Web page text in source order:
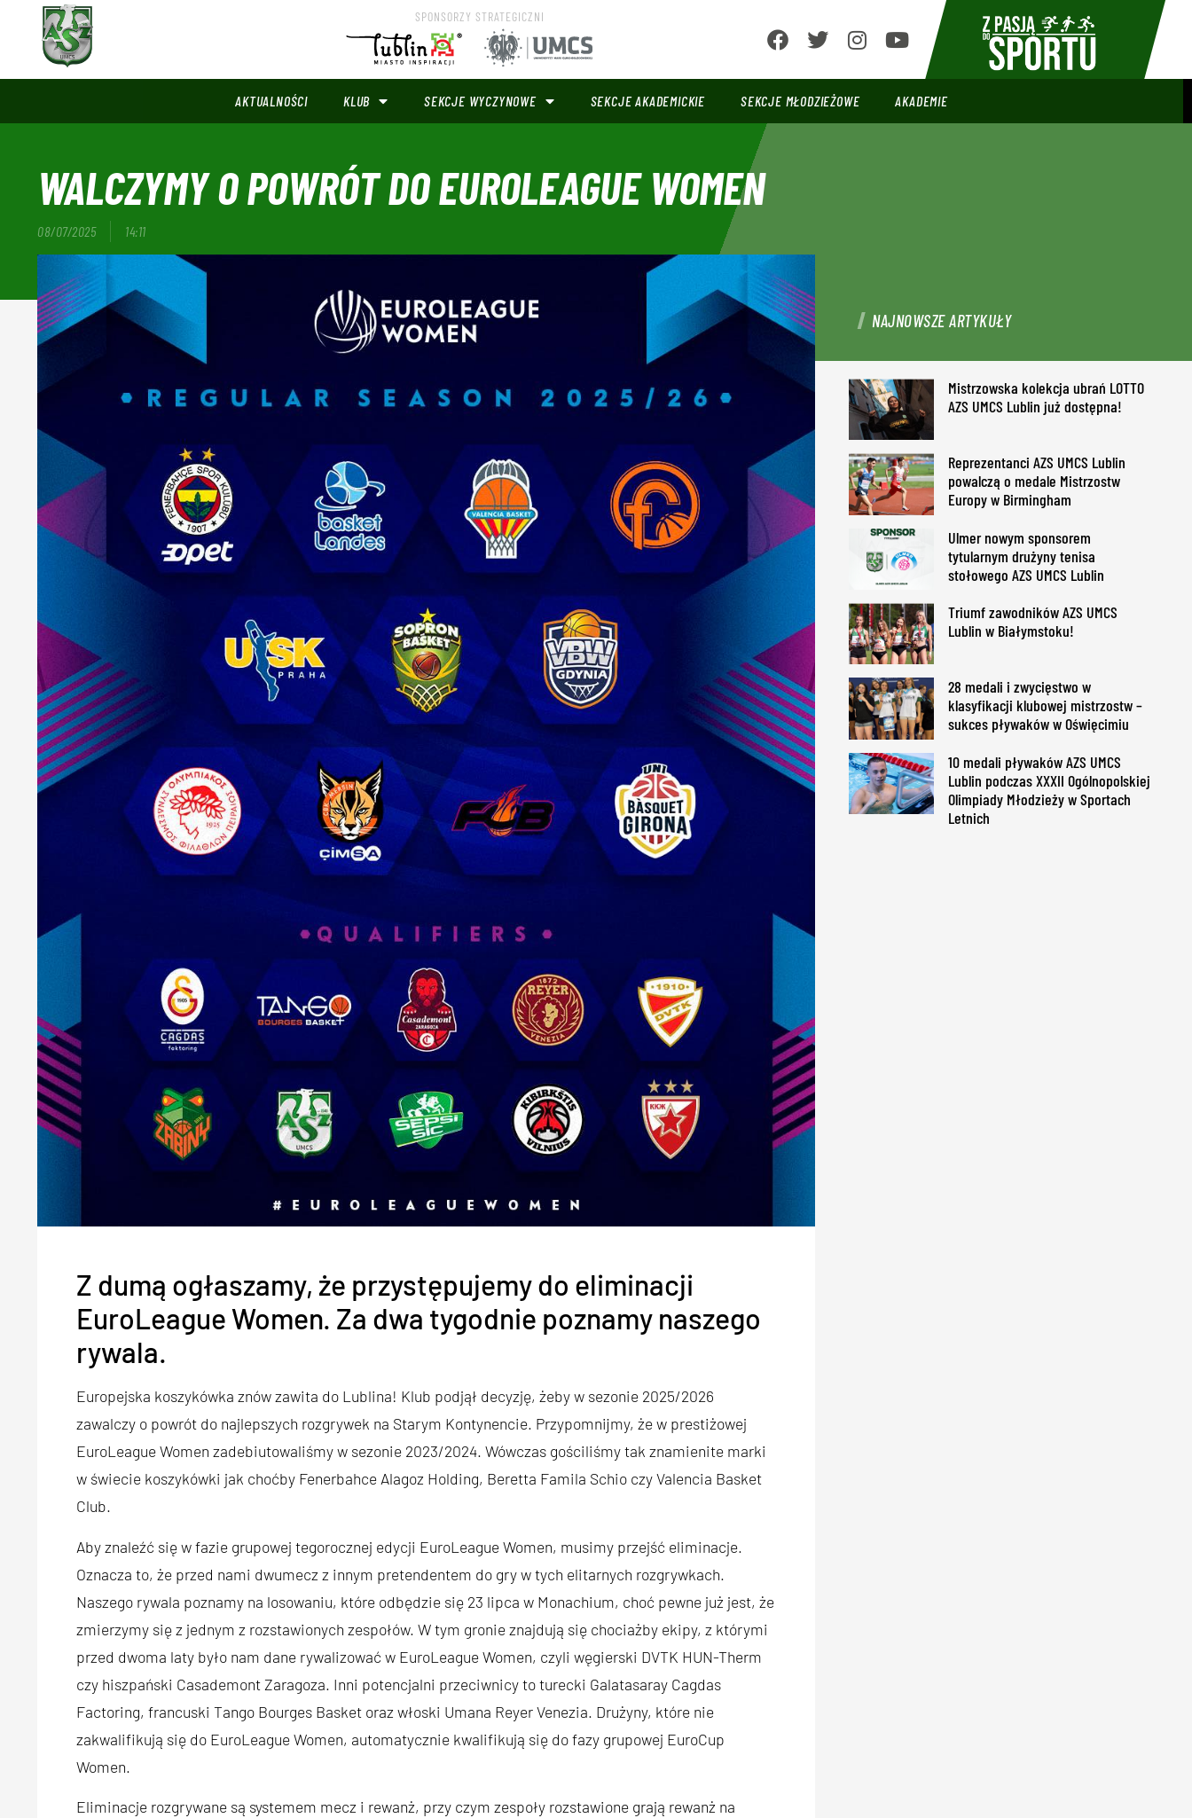
SPONSORZY STRATEGICZNI
AKTUALNOŚCI KLUB SEKCJE WYCZYNOWE SEKCJE AKADEMICKIE SEKCJE MŁODZIEŻOWE AKADEMIE
WALCZYMY O POWRÓT DO EUROLEAGUE WOMEN
08/07/2025 14:11
Z dumą ogłaszamy, że przystępujemy do eliminacji
EuroLeague Women. Za dwa tygodnie poznamy naszego
rywala.
Europejska koszykówka znów zawita do Lublina! Klub podjął decyzję, żeby w sezonie 2025/2026
zawalczy o powrót do najlepszych rozgrywek na Starym Kontynencie. Przypomnijmy, że w prestiżowej
EuroLeague Women zadebiutowaliśmy w sezonie 2023/2024. Wówczas gościliśmy tak znamienite marki
w świecie koszykówki jak choćby Fenerbahce Alagoz Holding, Beretta Famila Schio czy Valencia Basket
Club.
Aby znaleźć się w fazie grupowej tegorocznej edycji EuroLeague Women, musimy przejść eliminacje.
Oznacza to, że przed nami dwumecz z innym pretendentem do gry w tych elitarnych rozgrywkach.
Naszego rywala poznamy na losowaniu, które odbędzie się 23 lipca w Monachium, choć pewne już jest, że
zmierzymy się z jednym z rozstawionych zespołów. W tym gronie znajdują się chociażby ekipy, z którymi
przed dwoma laty było nam dane rywalizować w EuroLeague Women, czyli węgierski DVTK HUN-Therm
czy hiszpański Casademont Zaragoza. Inni potencjalni przeciwnicy to turecki Galatasaray Cagdas
Factoring, francuski Tango Bourges Basket oraz włoski Umana Reyer Venezia. Drużyny, które nie
zakwalifikują się do EuroLeague Women, automatycznie kwalifikują się do fazy grupowej EuroCup
Women.
Eliminacje rozgrywane są systemem mecz i rewanż, przy czym zespoły rozstawione grają rewanż na
NAJNOWSZE ARTYKUŁY
Mistrzowska kolekcja ubrań LOTTO
AZS UMCS Lublin już dostępna!
Reprezentanci AZS UMCS Lublin
powalczą o medale Mistrzostw
Europy w Birmingham
Ulmer nowym sponsorem
tytularnym drużyny tenisa
stołowego AZS UMCS Lublin
Triumf zawodników AZS UMCS
Lublin w Białymstoku!
28 medali i zwycięstwo w
klasyfikacji klubowej mistrzostw –
sukces pływaków w Oświęcimiu
10 medali pływaków AZS UMCS
Lublin podczas XXXII Ogólnopolskiej
Olimpiady Młodzieży w Sportach
Letnich